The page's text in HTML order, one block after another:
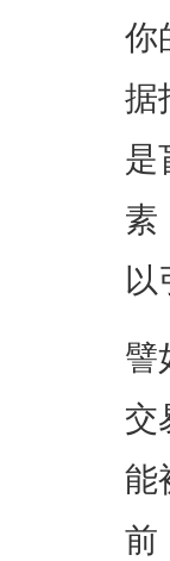
你
据
是
素
以
譬
交
能
前